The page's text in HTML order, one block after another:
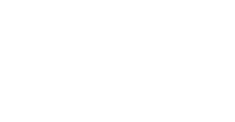
menu pour les